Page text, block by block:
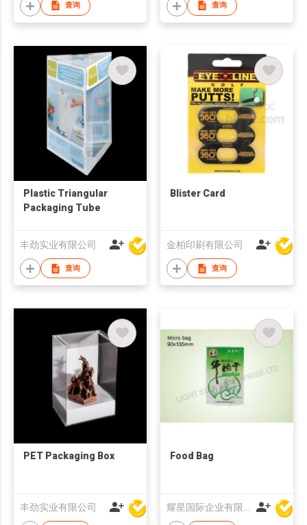
查询 查询
Plastic Triangular
Packaging Tube
丰劲实业有限公司
查询
Blister Card
金柏印刷有限公司
查询
PET Packaging Box
丰劲实业有限公司
Food Bag
耀星国际企业有限公司